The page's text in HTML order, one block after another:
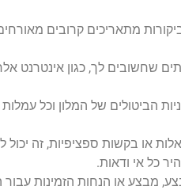
מתאריכים קרובים
שחשובים לך, כגון אינטרנט
הביטולים של המלון וכל
או בקשות ספציפיות, זה יכול
כל אי ודאות.
מבצע או הנחות הזמינות עבור